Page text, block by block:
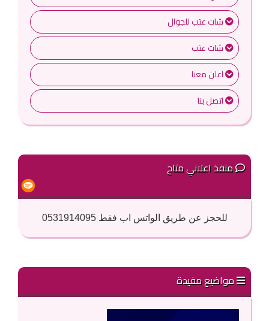
شات عتب للجوال
شات عتب
اعلن معنا
اتصل بنا
منفذ اعلاني متاح
للحجز عن طريق الواتس اب فقط 0531914095
مواضيع مفيدة